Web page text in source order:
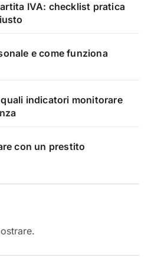
IVA: checklist pratica
e come funziona
indicatori monitorare
con un prestito